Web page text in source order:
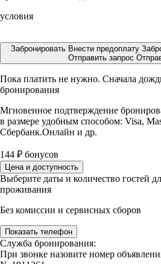
условия
Забронировать Внести предоплату
Отправить запрос
Пока платить не нужно. Сначала
бронирования
Мгновенное подтверждение
в размере удобным способом: Visa,
Сбербанк.Онлайн и др.
144 ₽ бонусов
Цена и доступность
Выберите даты и количество гостей
проживания
Без комиссии и сервисных сборов
Показать телефон
Служба бронирования:
При звонке назовите номер